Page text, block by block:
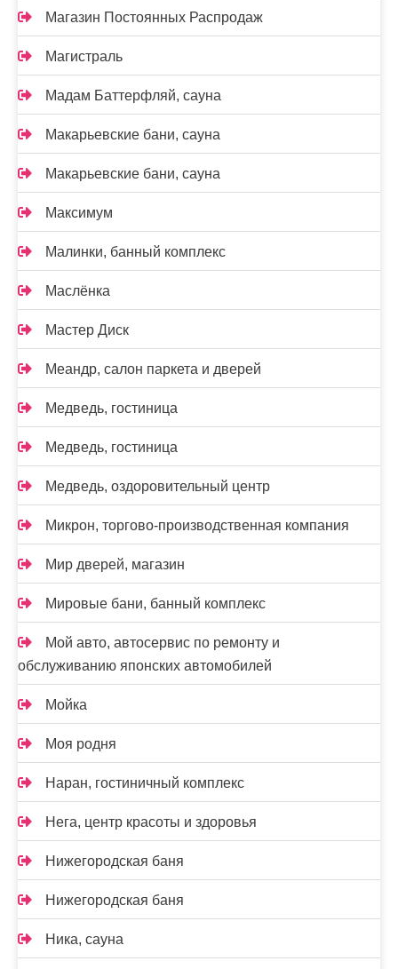
Магазин Постоянных Распродаж
Магистраль
Мадам Баттерфляй, сауна
Макарьевские бани, сауна
Макарьевские бани, сауна
Максимум
Малинки, банный комплекс
Маслёнка
Мастер Диск
Меандр, салон паркета и дверей
Медведь, гостиница
Медведь, гостиница
Медведь, оздоровительный центр
Микрон, торгово-производственная компания
Мир дверей, магазин
Мировые бани, банный комплекс
Мой авто, автосервис по ремонту и
обслуживанию японских автомобилей
Мойка
Моя родня
Наран, гостиничный комплекс
Нега, центр красоты и здоровья
Нижегородская баня
Нижегородская баня
Ника, сауна